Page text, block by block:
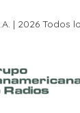
| 2026 Todos